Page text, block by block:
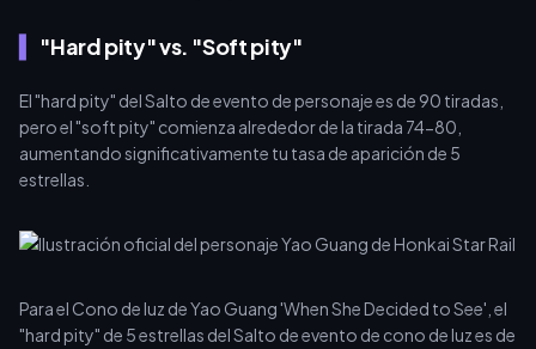
"Hard pity" vs. "Soft pity"
El "hard pity" del Salto de evento de personaje es de 90 tiradas,
pero el "soft pity" comienza alrededor de la tirada 74-80,
aumentando significativamente tu tasa de aparición de 5
estrellas.
Para el Cono de luz de Yao Guang 'When She Decided to See', el
"hard pity" de 5 estrellas del Salto de evento de cono de luz es de